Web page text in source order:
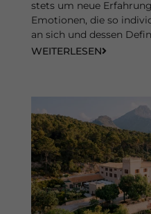
stets um neue
Emotionen, die so
an sich und dessen
WEITERLESEN
Inhalte von Videoplattformen
werden standardmäßig
Medien akzeptiert werden,
keiner manuellen Einwilligung